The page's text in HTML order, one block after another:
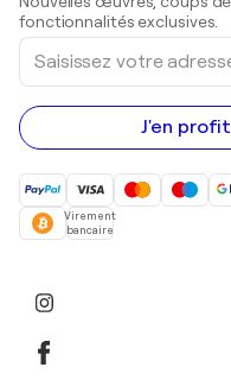
Peintures acryliques
fonctionnalités exclusives.
Saisissez
votre
adresse
e-
mail
J'en
Virement
bancaire